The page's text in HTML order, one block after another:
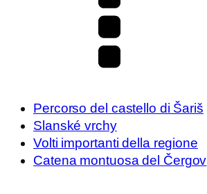
Percorso del castello di Šariš
Slanské vrchy
Volti importanti della regione
Catena montuosa del Čergov